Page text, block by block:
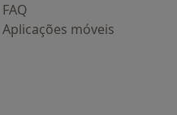
FAQ
Aplicações móveis